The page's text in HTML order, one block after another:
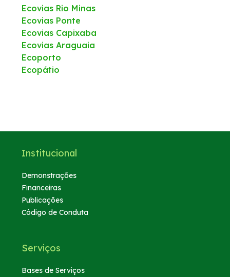
Ecovias Rio Minas
Ecovias Ponte
Ecovias Capixaba
Ecovias Araguaia
Ecoporto
Ecopátio
Institucional
Demonstrações
Financeiras
Publicações
Código de Conduta
Serviços
Bases de Serviços